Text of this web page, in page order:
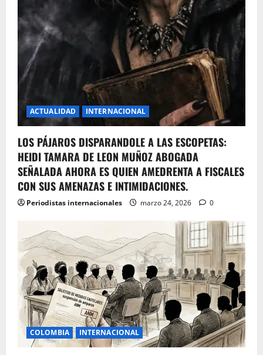
ACTUALIDAD INTERNACIONAL
LOS PÁJAROS DISPARANDOLE A LAS ESCOPETAS:
HEIDI TAMARA DE LEON MUÑOZ ABOGADA
SEÑALADA AHORA ES QUIEN AMEDRENTA A FISCALES
CON SUS AMENAZAS E INTIMIDACIONES.
Periodistas internacionales marzo 24, 2026 0
COLOMBIA INTERNACIONAL